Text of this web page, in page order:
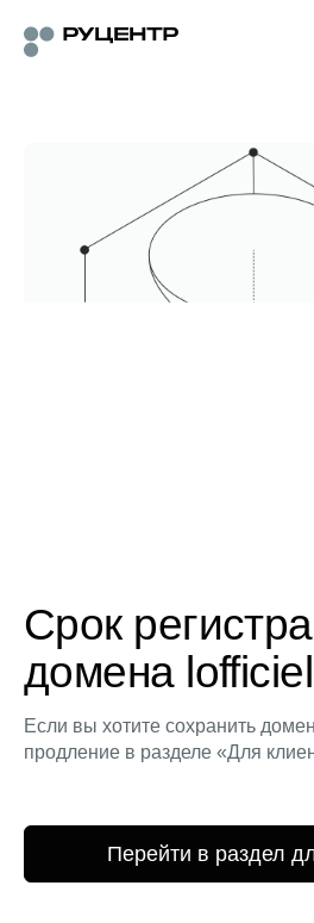
Срок
домена
Если вы хотите сохранить
продление в разделе «Для
Перейти в раздел